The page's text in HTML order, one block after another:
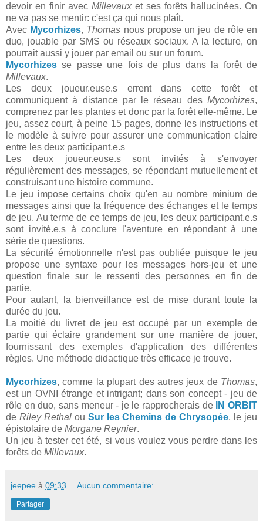
devoir en finir avec Millevaux et ses forêts hallucinées. On
ne va pas se mentir: c'est ça qui nous plaît.
Avec Mycorhizes, Thomas nous propose un jeu de rôle en
duo, jouable par SMS ou réseaux sociaux. A la lecture, on
pourrait aussi y jouer par email ou sur un forum.
Mycorhizes se passe une fois de plus dans la forêt de
Millevaux.
Les deux joueur.euse.s errent dans cette forêt et
communiquent à distance par le réseau des Mycorhizes,
comprenez par les plantes et donc par la forêt elle-même. Le
jeu, assez court, à peine 15 pages, donne les instructions et
le modèle à suivre pour assurer une communication claire
entre les deux participant.e.s
Les deux joueur.euse.s sont invités à s'envoyer
régulièrement des messages, se répondant mutuellement et
construisant une histoire commune.
Le jeu impose certains choix qu'en au nombre minium de
messages ainsi que la fréquence des échanges et le temps
de jeu. Au terme de ce temps de jeu, les deux participant.e.s
sont invité.e.s à conclure l'aventure en répondant à une
série de questions.
La sécurité émotionnelle n'est pas oubliée puisque le jeu
propose une syntaxe pour les messages hors-jeu et une
question finale sur le ressenti des personnes en fin de
partie.
Pour autant, la bienveillance est de mise durant toute la
durée du jeu.
La moitié du livret de jeu est occupé par un exemple de
partie qui éclaire grandement sur une manière de jouer,
fournissant des exemples d'application des différentes
règles. Une méthode didactique très efficace je trouve.
Mycorhizes, comme la plupart des autres jeux de Thomas,
est un OVNI étrange et intrigant; dans son concept - jeu de
rôle en duo, sans meneur - je le rapprocherais de
IN ORBIT
de Riley Rethalou Sur les Chemins de Chrysopée, le jeu
épistolaire de Morgane Reynier.
Un jeu à tester cet été, si vous voulez vous perdre dans les
forêts de Millevaux.
jeepee à 09:33 Aucun commentaire:
Partager